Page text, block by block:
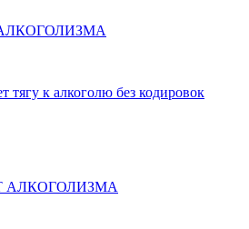
тягу к алкоголю без кодировок
АЛКОГОЛИЗМА